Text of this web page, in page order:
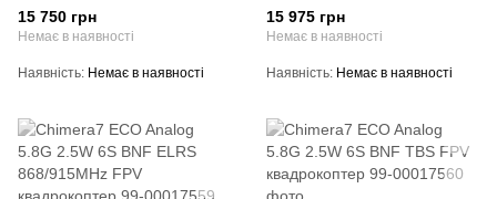
868/915MHz FPV квадрокоптер
15 750 грн
Немає в наявності
Наявність Немає в наявності
квадрокоптер
15 975 грн
Немає в наявності
Наявність Немає в наявності